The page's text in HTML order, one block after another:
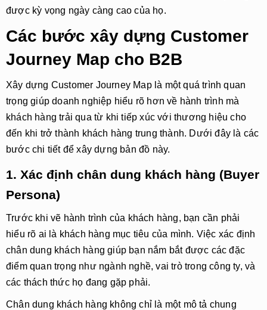
được kỳ vọng ngày càng cao của họ.
Các bước xây dựng Customer
Journey Map cho B2B
Xây dựng Customer Journey Maplà một quá trình quan
trọng giúp doanh nghiệp hiểu rõ hơn về hành trình mà
khách hàng trải qua từ khi tiếp xúc với thương hiệu cho
đến khi trở thành khách hàng trung thành. Dưới đây là các
bước chi tiết để xây dựng bản đồ này.
1. Xác định chân dung khách hàng (Buyer
Persona)
Trước khi vẽ hành trình của khách hàng, bạn cần phải
hiểu rõ ai là khách hàng mục tiêu của mình. Việc xác định
chân dung khách hàng giúp bạn nắm bắt được các đặc
điểm quan trọng như ngành nghề, vai trò trong công ty, và
các thách thức họ đang gặp phải.
Chân dung khách hàng không chỉ là một mô tả chung